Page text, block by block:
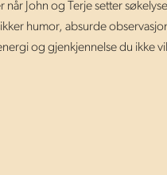
John og Terje setter
humor, absurde
og gjenkjennelse du ikke